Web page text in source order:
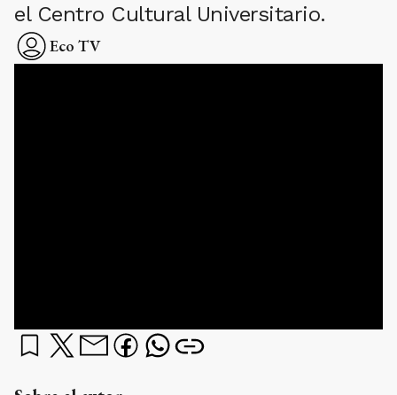
el Centro Cultural Universitario.
Eco TV